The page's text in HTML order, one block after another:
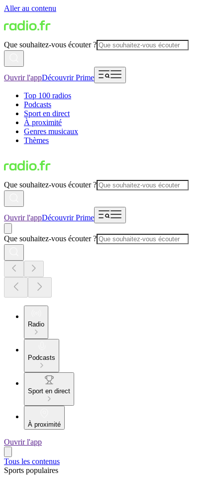
Aller au contenu
Que souhaitez-vous écouter ?
Ouvrir l'appDécouvrir Prime
Top 100 radios
Podcasts
Sport en direct
À proximité
Genres musicaux
Thèmes
Que souhaitez-vous écouter ?
Ouvrir l'appDécouvrir Prime
Que souhaitez-vous écouter ?
Radio
Podcasts
Sport en direct
À proximité
Ouvrir l'app
Tous les contenus
Sports populaires